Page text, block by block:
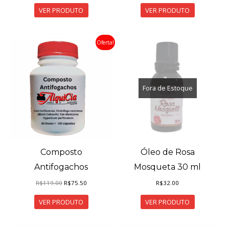
original
era:
R$49.90.
atual
R$42.90.
VER PRODUTO
original
era:
R$87.80.
atual
R$71.80.
VER PRODUTO
Oferta!
Composto
Antifogachos
R$119.00 O
original
era:
R$119.00.
R$75.50O
atual
R$75.50.
VER PRODUTO
Fora de Estoque
Óleo de Rosa
Mosqueta 30 ml
R$32.00
VER PRODUTO